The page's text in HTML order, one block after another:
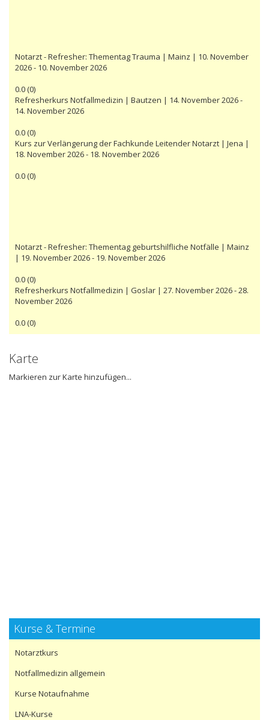
Notarzt - Refresher: Thementag Trauma | Mainz | 10. November
2026 - 10. November 2026
0.0(0)
Refresherkurs Notfallmedizin | Bautzen | 14. November 2026 -
14. November 2026
0.0(0)
Kurs zur Verlängerung der Fachkunde Leitender Notarzt | Jena |
18. November 2026 - 18. November 2026
0.0(0)
Notarzt - Refresher: Thementag geburtshilfliche Notfälle | Mainz
| 19. November 2026 - 19. November 2026
0.0(0)
Refresherkurs Notfallmedizin | Goslar | 27. November 2026 - 28.
November 2026
0.0(0)
Karte
Markieren zur Karte hinzufügen...
Kurse & Termine
Notarztkurs
Notfallmedizin allgemein
Kurse Notaufnahme
LNA-Kurse